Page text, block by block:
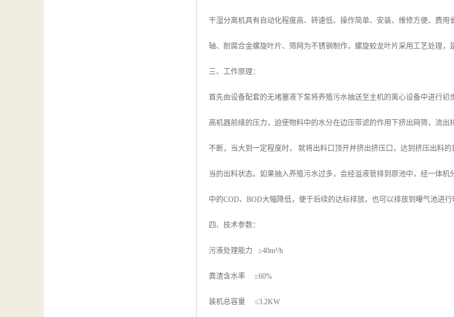
干湿分离机具有自动化程度高、转速低、操作简单、安装、维修方便、费
轴、耐腐合金螺旋叶片、筛网为不锈钢制作，螺旋蛟龙叶片采用工艺处理，
三、工作原理：
首先由设备配套的无堵塞液下泵将养殖污水抽送至主机的离心设备中进行
高机器前缘的压力，迫使物料中的水分在边压带滤的作用下挤出网筛，流
不断，当大到一定程度时， 就将出料口顶开并挤出挤压口，达到挤压出料
当的出料状态。如果抽入养殖污水过多，会经溢液管排到原池中，经一体
中的COD、BOD大幅降低，便于后续的达标排放。也可以排放到曝气池进行
四、技术参数：
污液处理能力 ≥40m³/h
粪渣含水率 ≤60%
装机总容量 ≤3.2KW